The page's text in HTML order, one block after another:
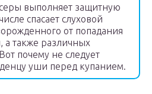
выполняет защитную
спасает слуховой
от попадания
а также различных
почему не следует
уши перед купанием.